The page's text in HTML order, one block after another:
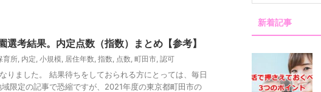
考結果。内定点数（指数）まとめ【参考】
育所, 内定, 小規模, 居住年数, 指数, 点数, 町田市, 認可
りました。 結果待ちをしておられる方にとっては、毎日
限定の記事で恐縮ですが、2021年度の東京都町田市の
新着記事